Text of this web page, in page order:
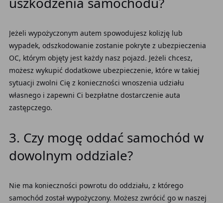
Jeżeli wypożyczonym autem spowodujesz kolizję lub
wypadek, odszkodowanie zostanie pokryte z ubezpieczenia
OC, którym objęty jest każdy nasz pojazd. Jeżeli chcesz,
możesz wykupić dodatkowe ubezpieczenie, które w takiej
sytuacji zwolni Cię z konieczności wnoszenia udziału
własnego i zapewni Ci bezpłatne dostarczenie auta
zastępczego.
3. Czy mogę oddać samochód w
dowolnym oddziale?
Nie ma konieczności powrotu do oddziału, z którego
samochód został wypożyczony. Możesz zwrócić go w naszej